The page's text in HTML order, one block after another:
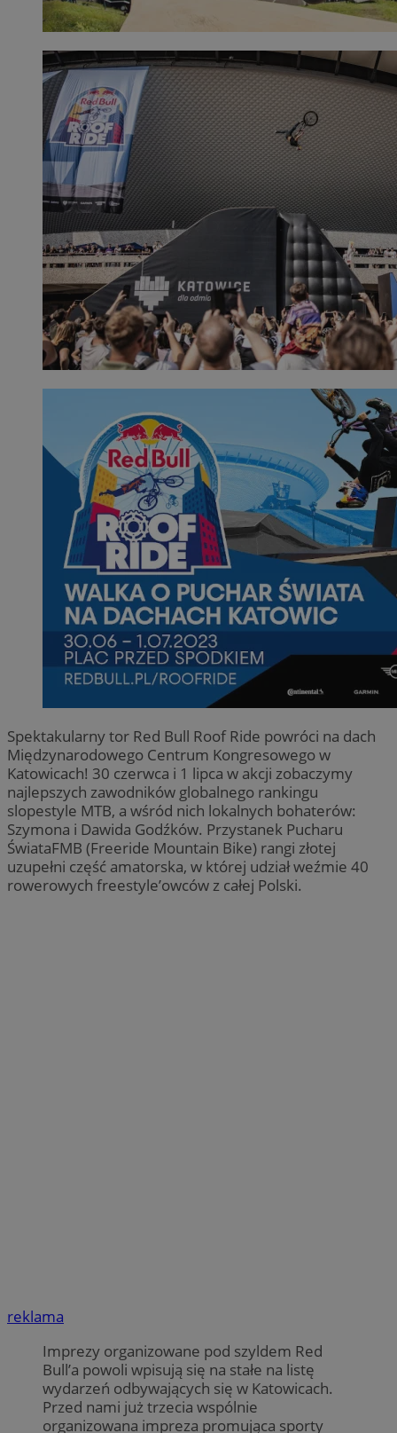
Spektakularny tor Red Bull Roof Ride powróci na dach
Międzynarodowego Centrum Kongresowego w
Katowicach! 30 czerwca i 1 lipca w akcji zobaczymy
najlepszych zawodników globalnego rankingu
slopestyle MTB, a wśród nich lokalnych bohaterów:
Szymona i Dawida Godźków. Przystanek Pucharu
ŚwiataFMB (Freeride Mountain Bike) rangi złotej
uzupełni część amatorska, w której udział weźmie 40
rowerowych freestyle’owców z całej Polski.
reklama
Imprezy organizowane pod szyldem Red
Bull’a powoli wpisują się na stałe na listę
wydarzeń odbywających się w Katowicach.
Przed nami już trzecia wspólnie
organizowana impreza promująca sporty